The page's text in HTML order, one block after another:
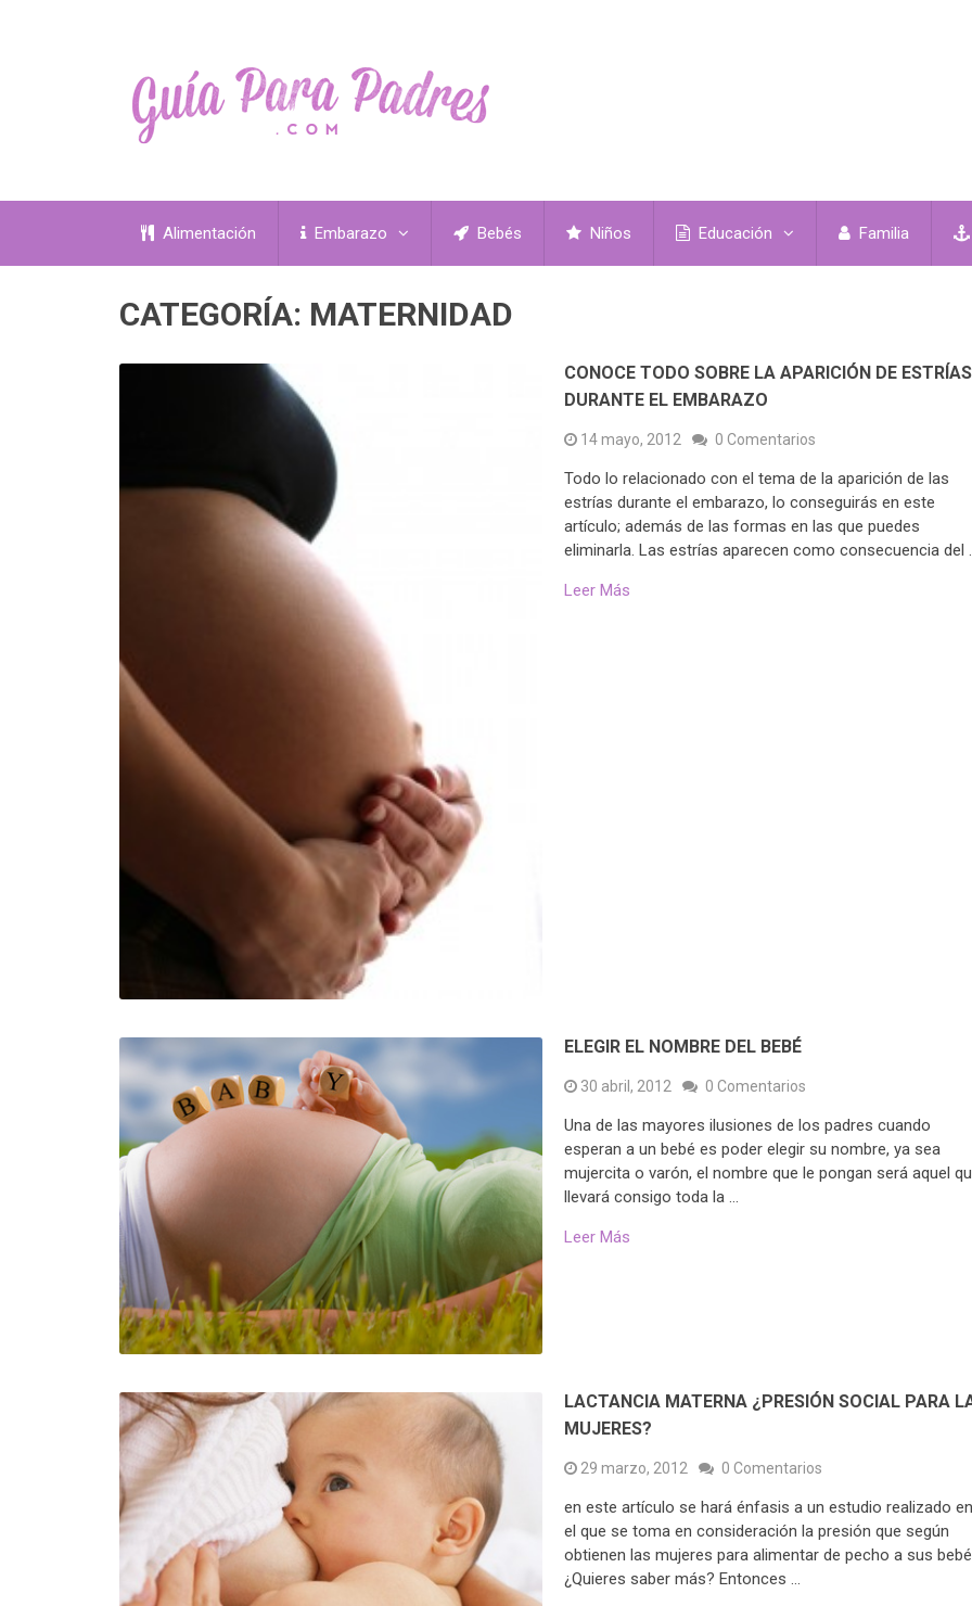
Alimentación Embarazo Bebés Niños Educación Familia
CATEGORÍA: MATERNIDAD
CONOCE TODO SOBRE LA APARICIÓN DE ESTRÍAS
DURANTE EL EMBARAZO
14 mayo, 2012 0 Comentarios
Todo lo relacionado con el tema de la aparición de las
estrías durante el embarazo, lo conseguirás en este
artículo; además de las formas en las que puedes
eliminarla. Las estrías aparecen como consecuencia del
Leer Más
ELEGIR EL NOMBRE DEL BEBÉ
30 abril, 2012 0 Comentarios
Una de las mayores ilusiones de los padres cuando
esperan a un bebé es poder elegir su nombre, ya sea
mujercita o varón, el nombre que le pongan será aquel
llevará consigo toda la …
Leer Más
LACTANCIA MATERNA ¿PRESIÓN SOCIAL PARA
MUJERES?
29 marzo, 2012 0 Comentarios
en este artículo se hará énfasis a un estudio realizado
el que se toma en consideración la presión que según
obtienen las mujeres para alimentar de pecho a sus
¿Quieres saber más? Entonces …